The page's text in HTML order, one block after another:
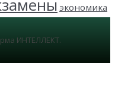
экономика
ИНТЕЛЛЕКТ.